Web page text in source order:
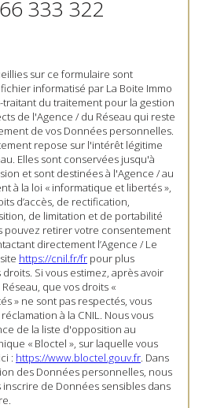
333 322
sur ce formulaire sont
informatisé par La Boite Immo
traitant du traitement pour la gestion
de l'Agence / du Réseau qui reste
de vos Données personnelles.
repose sur l'intérêt légitime
Elles sont conservées jusqu'à
et sont destinées à l'Agence / au
à la loi « informatique et libertés »,
d’accès, de rectification,
de limitation et de portabilité
pouvez retirer votre consentement
directement l’Agence / Le
https://cnil.fr/fr pour plus
droits. Si vous estimez, après avoir
que vos droits «
» ne sont pas respectés, vous
à la CNIL. Nous vous
de la liste d'opposition au
« Bloctel », sur laquelle vous
: https://www.bloctel.gouv.fr. Dans
des Données personnelles, nous
inscrire de Données sensibles dans